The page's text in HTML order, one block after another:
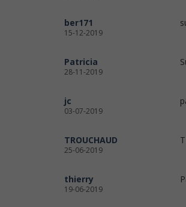
ber171
15-12-2019
Patricia
28-11-2019
jc
03-07-2019
TROUCHAUD
25-06-2019
thierry
19-06-2019